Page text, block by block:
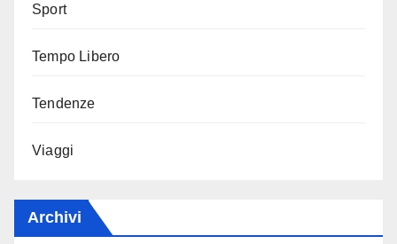
Sport
Tempo Libero
Tendenze
Viaggi
Archivi